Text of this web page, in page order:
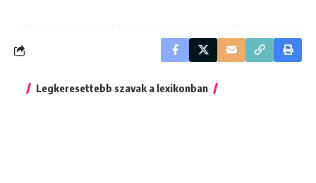
Legkeresettebb szavak a lexikonban